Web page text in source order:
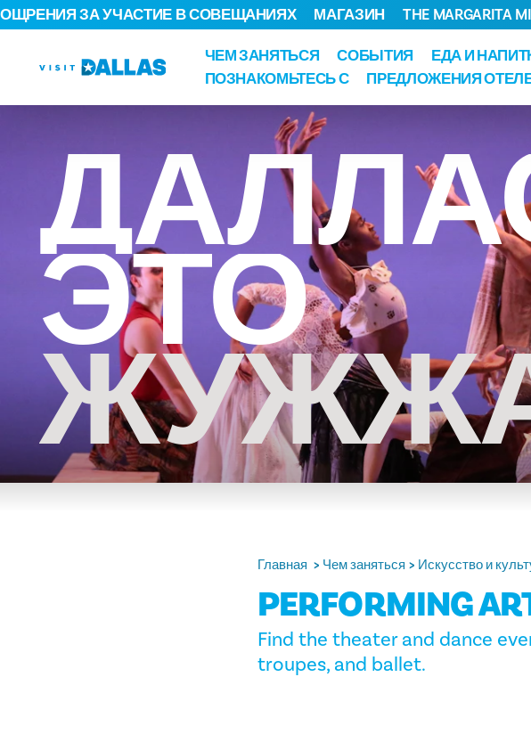
Перейти к содержанию
ЧЕМ ЗАНЯТЬСЯ СОБЫТИЯ ЕДА И
ПОЗНАКОМЬТЕСЬ С
ПРЕДЛОЖЕНИЯ
ЗА УЧАСТИЕ В СОВЕЩАНИЯХ МАГАЗИН THE MARGARITA
ЭТО
Главная Чем заняться Искусство и
PERFORMING
Find the theater and dance
troupes, and ballet.